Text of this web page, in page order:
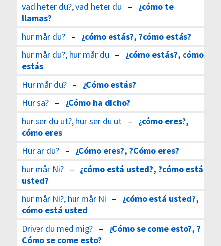
vad heter du?, vad heter du – ¿cómo te
llamas?
hur mår du?– ¿cómo estás?, ?cómo estás?
hur mår du?, hur mår du – ¿cómo estás?, cómo
estás
Hur mår du?– ¿Cómo estás?
Hur sa?– ¿Cómo ha dicho?
hur ser du ut?, hur ser du ut – ¿cómo eres?,
cómo eres
Hur är du?– ¿Cómo eres?, ?Cómo eres?
hur mår Ni?– ¿cómo está usted?, ?cómo está
usted?
hur mår Ni?, hur mår Ni – ¿cómo está usted?,
cómo está usted
Driver du med mig?– ¿Cómo se come esto?, ?
Cómo se come esto?